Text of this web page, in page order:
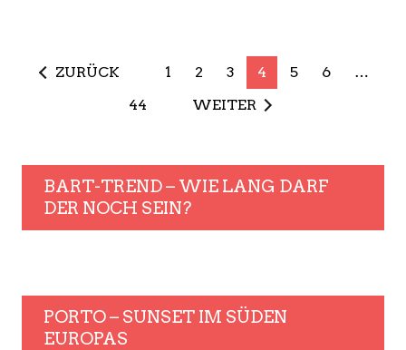
ZURÜCK 1 2 3 4 5 6
…
44
WEITER
BART-TREND – WIE LANG DARF
DER NOCH SEIN?
PORTO – SUNSET IM SÜDEN
EUROPAS